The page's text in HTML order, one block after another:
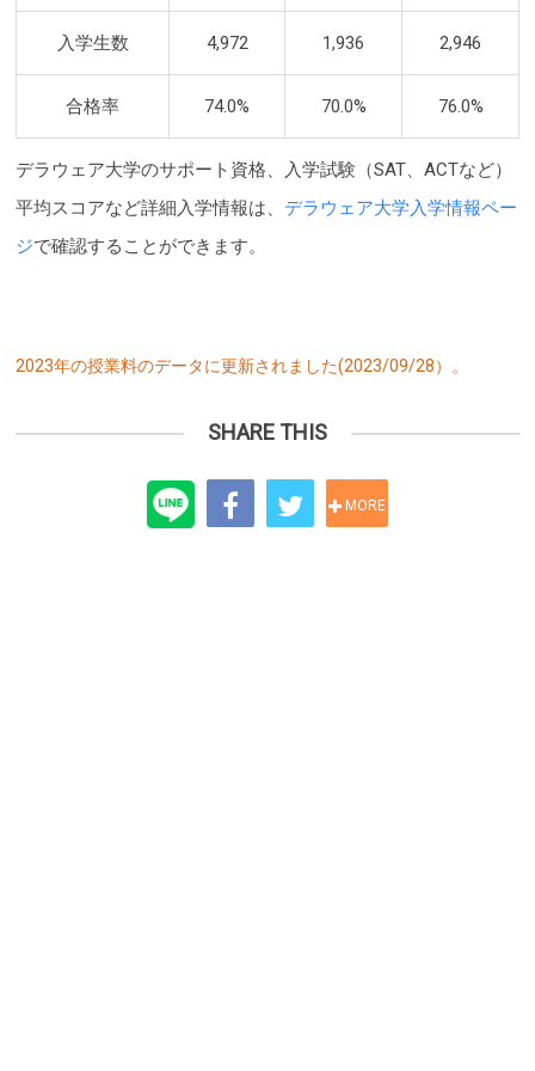
入学生数 4,972 1,936 2,946
合格率 74.0% 70.0% 76.0%
デラウェア大学のサポート資格、入学試験（SAT、ACTなど）
平均スコアなど詳細入学情報は、 デラウェア大学入学情報ペー
ジで確認することができます。
2023年の授業料のデータに更新されました(2023/09/28）。
SHARE THIS
MORE